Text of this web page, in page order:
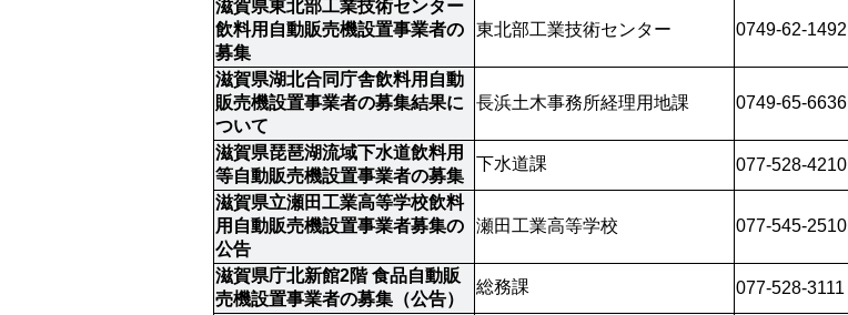
滋賀県東北部工業技術センター
飲料用自動販売機設置事業者の
募集
東北部工業技術センター 0749-62-1492
滋賀県湖北合同庁舎飲料用自動
販売機設置事業者の募集結果に
ついて
長浜土木事務所経理用地課 0749-65-6636
滋賀県琵琶湖流域下水道飲料用
等自動販売機設置事業者の募集
下水道課
077-528-4210
滋賀県立瀬田工業高等学校飲料
用自動販売機設置事業者募集の
公告
瀬田工業高等学校 077-545-2510
滋賀県庁北新館2階 食品自動販
売機設置事業者の募集（公告）
総務課
077-528-3111